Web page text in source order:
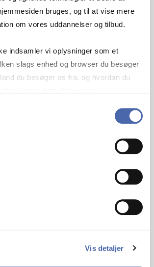
bruges, og til at vise mere
om vores uddannelser og tilbud.
indsamler vi oplysninger som et
slags enhed og browser du besøger
du besøger os fra, og hvordan du
bestemmer selv - og kan altid trække
Vis detaljer